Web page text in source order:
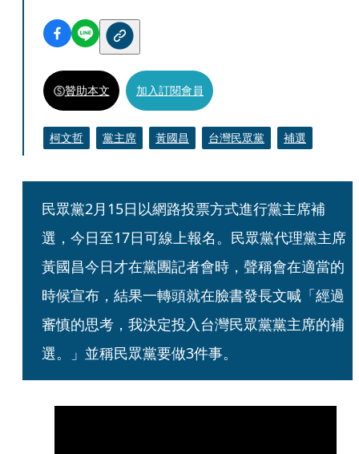
贊助本文 加入訂閱會員
柯文哲 黨主席 黃國昌 台灣民眾黨 補選
民眾黨2月15日以網路投票方式進行黨主席補
選，今日至17日可線上報名。民眾黨代理黨主席
黃國昌今日才在黨團記者會時，聲稱會在適當的
時候宣布，結果一轉頭就在臉書發長文喊「經過
審慎的思考，我決定投入台灣民眾黨黨主席的補
選。」並稱民眾黨要做3件事。